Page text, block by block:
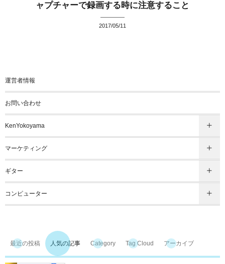
ャプチャーで録画する時に注意すること
2017/05/11
運営者情報
お問い合わせ
KenYokoyama
マーケティング
ギター
コンピューター
最近の投稿 人気の記事 Category Tag Cloud アーカイブ